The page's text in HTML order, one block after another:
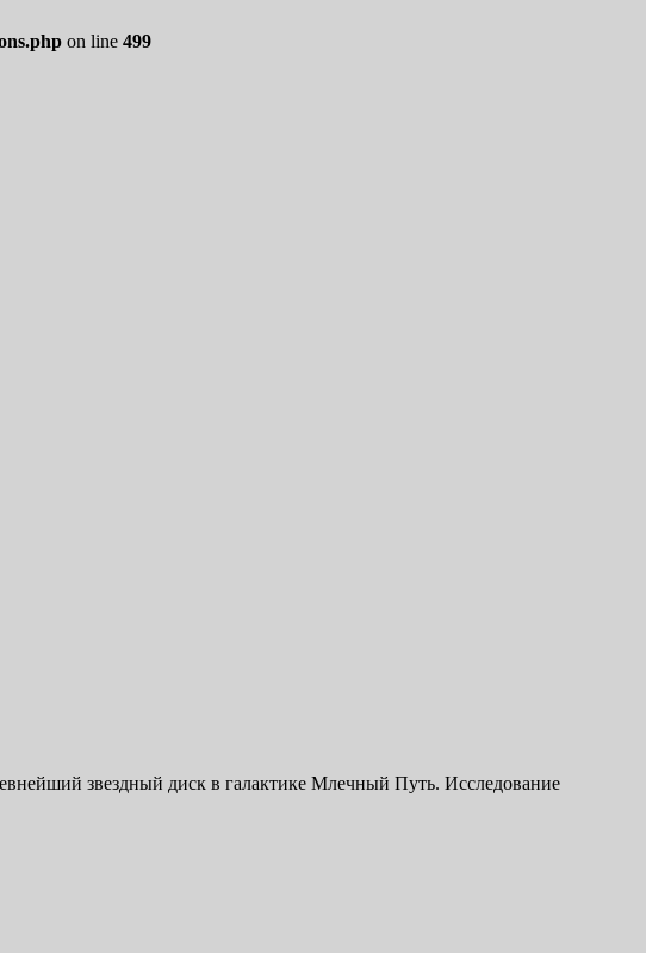
on line 499
звездный диск в галактике Млечный Путь. Исследование